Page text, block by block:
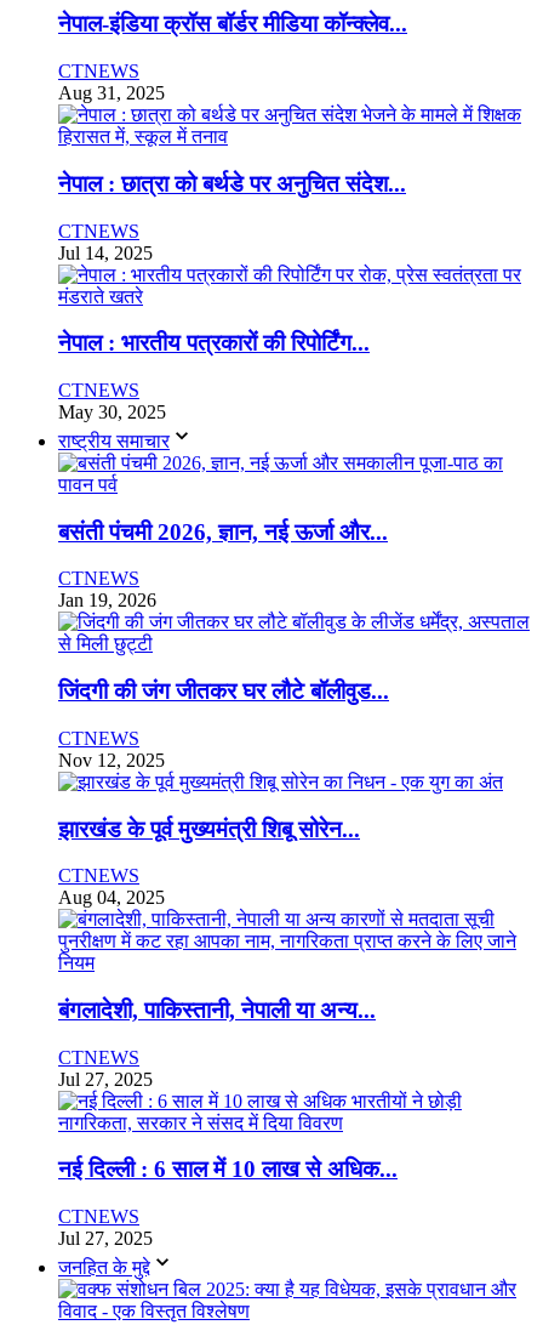
नेपाल-इंडिया क्रॉस बॉर्डर मीडिया कॉन्क्लेव...
CTNEWS
Aug 31, 2025
नेपाल : छात्रा को बर्थडे पर अनुचित संदेश...
CTNEWS
Jul 14, 2025
नेपाल : भारतीय पत्रकारों की रिपोर्टिंग...
CTNEWS
May 30, 2025
राष्ट्रीय समाचार
बसंती पंचमी 2026, ज्ञान, नई ऊर्जा और...
CTNEWS
Jan 19, 2026
जिंदगी की जंग जीतकर घर लौटे बॉलीवुड...
CTNEWS
Nov 12, 2025
झारखंड के पूर्व मुख्यमंत्री शिबू सोरेन...
CTNEWS
Aug 04, 2025
बंगलादेशी, पाकिस्तानी, नेपाली या अन्य...
CTNEWS
Jul 27, 2025
नई दिल्ली : 6 साल में 10 लाख से अधिक...
CTNEWS
Jul 27, 2025
जनहित के मुद्दे